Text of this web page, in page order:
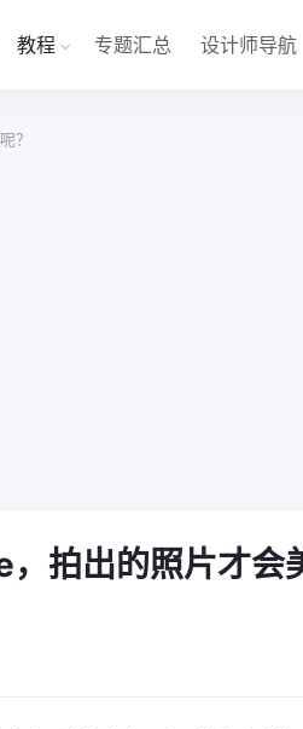
教程 专题汇总 设计师导航
？
拍出的照片才会